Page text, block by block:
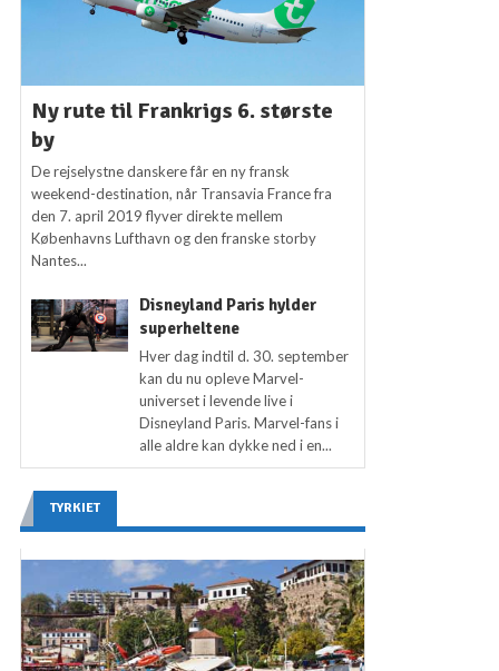
Ny rute til Frankrigs 6. største
by
De rejselystne danskere får en ny fransk
weekend-destination, når Transavia France fra
den 7. april 2019 flyver direkte mellem
Københavns Lufthavn og den franske storby
Nantes...
Disneyland Paris hylder
superheltene
Hver dag indtil d. 30. september
kan du nu opleve Marvel-
universet i levende live i
Disneyland Paris. Marvel-fans i
alle aldre kan dykke ned i en...
TYRKIET